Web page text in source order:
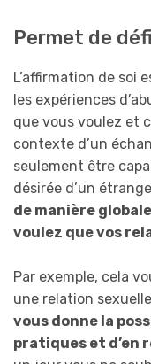
Permet de
L’affirmation de
les expériences
que vous voulez et
contexte d’un
seulement être
désirée d’un
de manière
voulez que vos
Par exemple, cela
une relation
vous donne la
pratiques et d’en